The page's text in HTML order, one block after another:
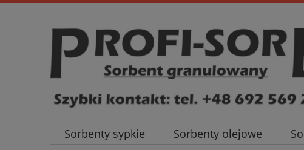
Sorbenty sypkie Sorbenty olejowe